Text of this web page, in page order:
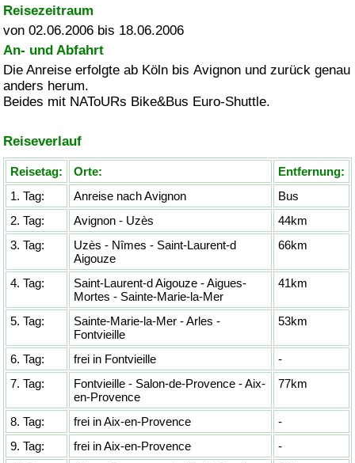
Reisezeitraum
von 02.06.2006 bis 18.06.2006
An- und Abfahrt
Die Anreise erfolgte ab Köln bis Avignon und zurück genau
anders herum.
Beides mit NAToURs Bike&Bus Euro-Shuttle.
Reiseverlauf
Reisetag: Orte:
Entfernung:
1. Tag:
Anreise nach Avignon
Bus
2. Tag:
Avignon - Uzès
44km
3. Tag:
Uzès - Nîmes - Saint-Laurent-d
Aigouze
66km
4. Tag:
Saint-Laurent-d Aigouze - Aigues-
Mortes - Sainte-Marie-la-Mer
41km
5. Tag:
Sainte-Marie-la-Mer - Arles -
Fontvieille
53km
6. Tag: frei in Fontvieille
-
7. Tag:
Fontvieille - Salon-de-Provence - Aix-
en-Provence
77km
8. Tag: frei in Aix-en-Provence
-
9. Tag:
frei in Aix-en-Provence
-